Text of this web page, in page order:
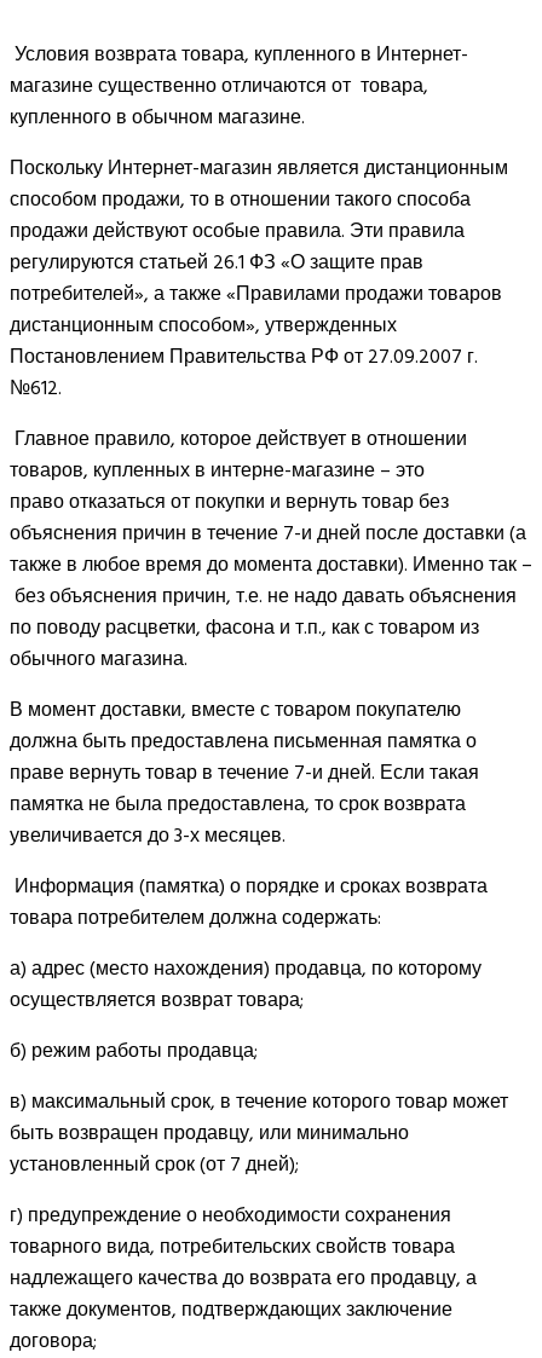
Условия возврата товара, купленного в Интернет-
магазине существенно отличаются от товара,
купленного в обычном магазине.
Поскольку Интернет-магазин является дистанционным
способом продажи, то в отношении такого способа
продажи действуют особые правила. Эти правила
регулируются статьей 26.1 ФЗ «О защите прав
потребителей», а также «Правилами продажи товаров
дистанционным способом», утвержденных
Постановлением Правительства РФ от 27.09.2007 г.
№612.
Главное правило, которое действует в отношении
товаров, купленных в интерне-магазине – это
право отказаться от покупки и вернуть товар без
объяснения причин в течение 7-и дней после доставки (а
также в любое время до момента доставки). Именно так –
без объяснения причин, т.е. не надо давать объяснения
по поводу расцветки, фасона и т.п., как с товаром из
обычного магазина.
В момент доставки, вместе с товаром покупателю
должна быть предоставлена письменная памятка о
праве вернуть товар в течение 7-и дней. Если такая
памятка не была предоставлена, то срок возврата
увеличивается до 3-х месяцев.
Информация (памятка) о порядке и сроках возврата
товара потребителем должна содержать:
а) адрес (место нахождения) продавца, по которому
осуществляется возврат товара;
б) режим работы продавца;
в) максимальный срок, в течение которого товар может
быть возвращен продавцу, или минимально
установленный срок (от 7 дней);
г) предупреждение о необходимости сохранения
товарного вида, потребительских свойств товара
надлежащего качества до возврата его продавцу, а
также документов, подтверждающих заключение
договора;